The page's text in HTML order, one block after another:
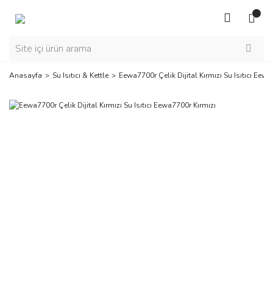
Anasayfa Su Isıtıcı & Kettle Eewa7700r Çelik Dijital Kırmızı Su Isıtıcı